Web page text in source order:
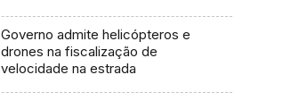
Governo admite helicópteros e
drones na fiscalização de
velocidade na estrada